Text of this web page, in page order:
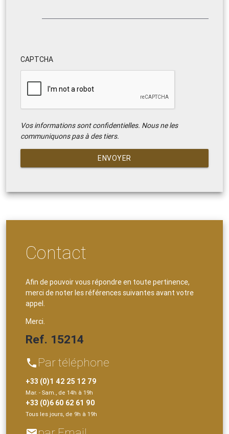
CAPTCHA
Vos informations sont confidentielles. Nous ne les
communiquons pas à des tiers.
ENVOYER
Contact
Afin de pouvoir vous répondre en toute pertinence,
merci de noter les références suivantes avant votre
appel.
Merci.
Ref. 15214
phone Par téléphone
+33 (0)1 42 25 12 79
Mar. - Sam., de 14h à 19h
+33 (0)6 60 62 61 90
Tous les jours, de 9h à 19h